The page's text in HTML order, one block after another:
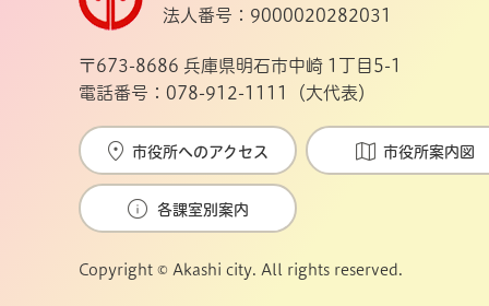
法人番号：9000020282031
〒673-8686 兵庫県明石市中崎 1丁目5-1
電話番号：078-912-1111（大代表）
市役所へのアクセス 市役所案内図
各課室別案内
Copyright © Akashi city. All rights reserved.